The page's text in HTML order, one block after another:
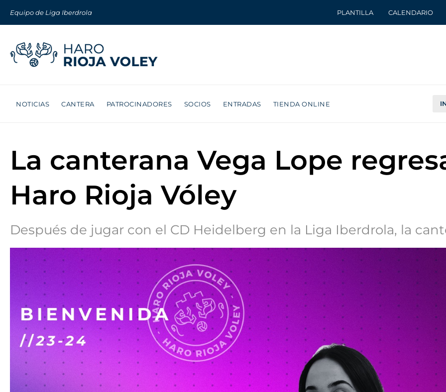
Equipo de Liga Iberdrola PLANTILLA CALENDARIO
NOTICIAS CANTERA PATROCINADORES SOCIOS ENTRADAS TIENDA ONLINE
La canterana Vega Lope
Haro Rioja Vóley
Después de jugar con el CD Heidelberg en la Liga Iberdrola, la